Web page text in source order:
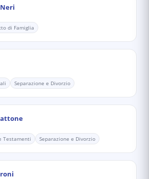
di Famiglia
Separazione e Divorzio
Testamenti Separazione e Divorzio